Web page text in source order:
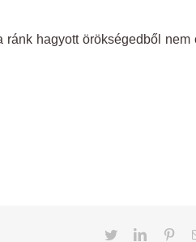
hagyott örökségedből nem
TwitterLinkedIn